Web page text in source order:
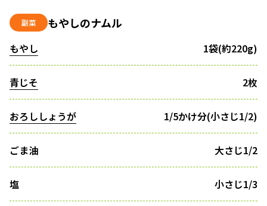
副菜 もやしのナムル
もやし 1袋(約220g)
青じそ 2枚
おろししょうが 1/5かけ分(小さじ1/2)
ごま油 大さじ1/2
塩 小さじ1/3